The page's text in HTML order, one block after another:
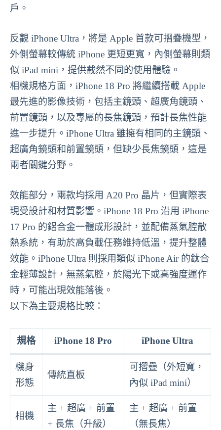
戶。
反觀 iPhone Ultra，將是 Apple 首款可摺疊機型，
外側螢幕較傳統 iPhone 更短更寬，內側螢幕則類
似 iPad mini，提供截然不同的使用體驗。
相機規格方面，iPhone 18 Pro 將繼續搭載 Apple
最先進的影像技術，包括主鏡頭、超廣角鏡頭、
前置鏡頭，以及專屬的長焦鏡頭，預計長焦性能
進一步提升。iPhone Ultra 雖擁有相同的主鏡頭、
超廣角鏡頭和前置鏡頭，但缺少長焦鏡頭，這是
兩者關鍵分野。
效能部分，兩款均採用 A20 Pro 晶片，但實際表
現受設計和材質影響。iPhone 18 Pro 沿用 iPhone
17 Pro 的鋁合金一體成形設計，並配備蒸氣腔散
熱系統，有助於高負載任務維持低溫，提升整體
效能。iPhone Ultra 則採用類似 iPhone Air 的鈦合
金輕薄設計，無蒸氣腔，於陽光下或高強度運作
時，可能出現效能落後。
以下為主要規格比較：
規格 iPhone 18 Pro iPhone Ultra
機身
形態
傳統直板
可摺疊（外短寬，
內似 iPad mini）
相機
主 + 超廣 + 前置
+ 長焦（升級）
主 + 超廣 + 前置
（無長焦）